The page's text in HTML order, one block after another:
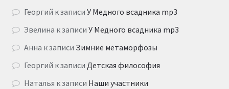
Георгий к записиУ Медного всадника mp3
Эвелина к записиУ Медного всадника mp3
Анна к записи Зимние метаморфозы
Георгий к записи Детская философия
Наталья к записи Наши участники